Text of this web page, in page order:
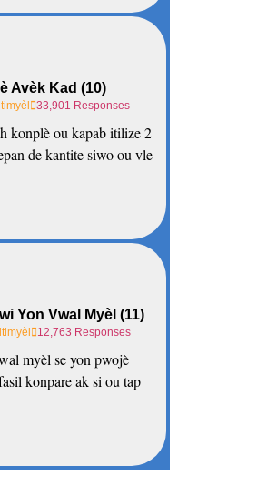
Avèk Kad (10)
33,901 Responses
konplè ou kapab itilize 2
de kantite siwo ou vle
Yon Vwal Myèl (11)
12,763 Responses
myèl se yon pwojè
konpare ak si ou tap